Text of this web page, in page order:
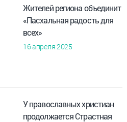
Жителей региона объединит
«Пасхальная радость для
всех»
16 апреля 2025
У православных христиан
продолжается Страстная